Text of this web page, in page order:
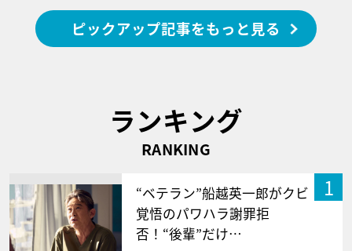
ピックアップ記事をもっと見る
ランキング
RANKING
1
“ベテラン”船越英一郎がクビ
覚悟のパワハラ謝罪拒
否！“後輩”だけ…